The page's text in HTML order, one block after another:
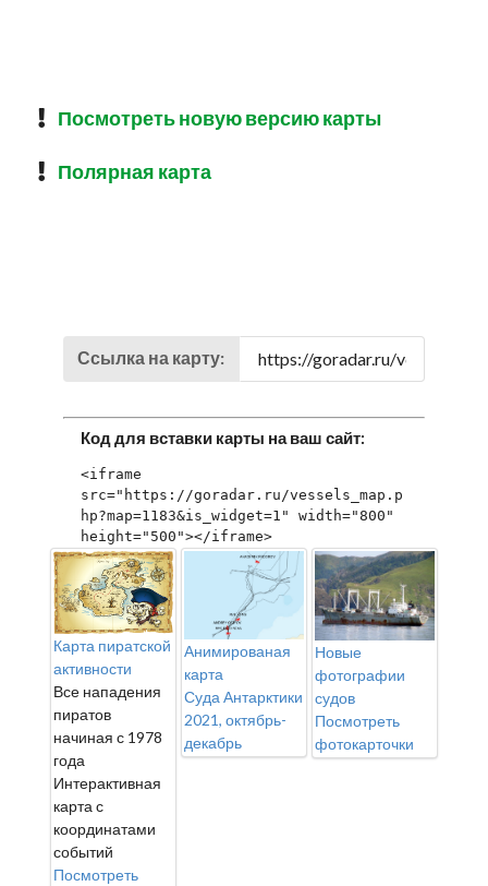
Посмотреть новую версию карты
Полярная карта
Ссылка на карту:
Код для вставки карты на ваш сайт:
<iframe
src="https://goradar.ru/vessels_map.p
hp?map=1183&is_widget=1" width="800"
height="500"></iframe>
Карта пиратской
активности
Все нападения
пиратов
начиная с 1978
года
Интерактивная
карта с
координатами
событий
Посмотреть
Анимированая
карта
Суда Антарктики
2021, октябрь-
декабрь
Новые
фотографии
судов
Посмотреть
фотокарточки